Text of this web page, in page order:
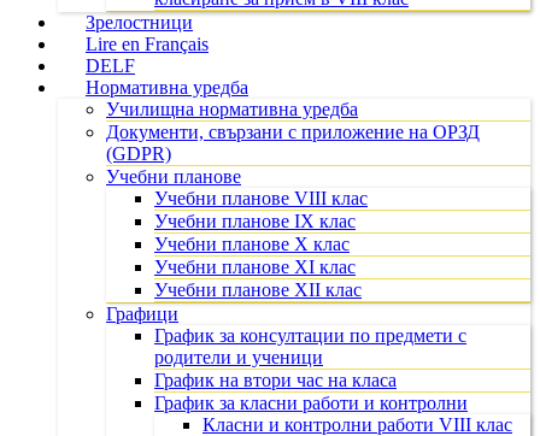
Зрелостници
Lire en Français
DELF
Нормативна уредба
Училищна нормативна уредба
Документи, свързани с приложение на ОРЗД
(GDPR)
Учебни планове
Учебни планове VIII клас
Учебни планове IX клас
Учебни планове X клас
Учебни планове XI клас
Учебни планове XII клас
Графици
График за консултации по предмети с
родители и ученици
График на втори час на класа
График за класни работи и контролни
Класни и контролни работи VIII клас